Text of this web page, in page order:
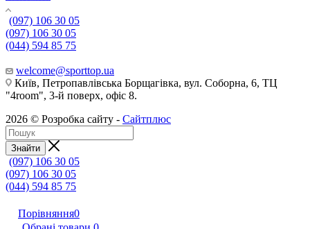
(097) 106 30 05
(097) 106 30 05
(044) 594 85 75
welcome@sporttop.ua
Київ, Петропавлівська Борщагівка, вул. Соборна, 6, ТЦ
"4room", 3-й поверх, офіс 8.
2026 © Розробка сайту - Сайтплюс
Знайти
(097) 106 30 05
(097) 106 30 05
(044) 594 85 75
Порівняння0